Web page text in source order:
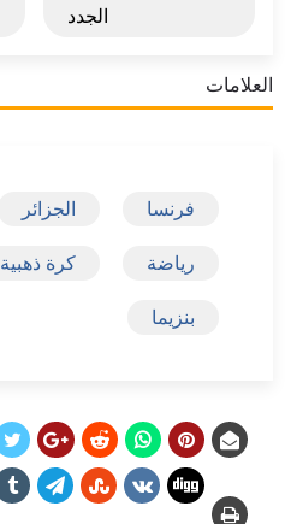
الجدد
العلامات
فرنسا الجزائر
رياضة كرة ذهبية
بنزيما